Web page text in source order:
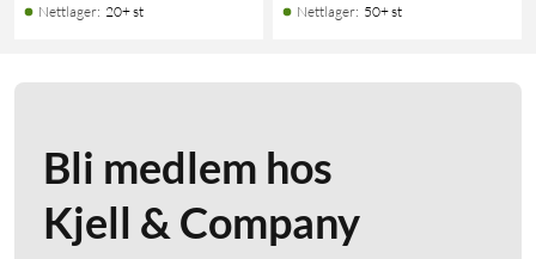
Nettlager: 20+ st Nettlager: 50+ st
Bli medlem hos
Kjell & Company